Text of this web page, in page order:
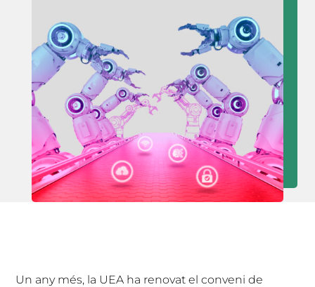
Un any més, la UEA ha renovat el conveni de